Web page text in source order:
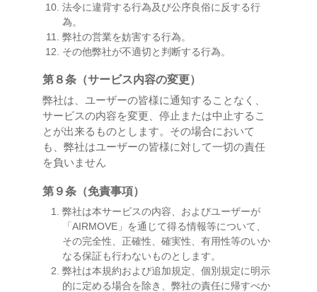
法令に違背する行為及び公序良俗に反する行
為。
弊社の営業を妨害する行為。
その他弊社が不適切と判断する行為。
第８条（サービス内容の変更）
弊社は、ユーザーの皆様に通知することなく、
サービスの内容を変更、停止または中止するこ
とが出来るものとします。その場合において
も、弊社はユーザーの皆様に対して一切の責任
を負いません
第９条（免責事項）
弊社は本サービスの内容、およびユーザーが
「AIRMOVE」を通じて得る情報等について、
その完全性、正確性、確実性、有用性等のいか
なる保証も行わないものとします。
弊社は本規約および追加規定、個別規定に明示
的に定める場合を除き、弊社の責任に帰すべか